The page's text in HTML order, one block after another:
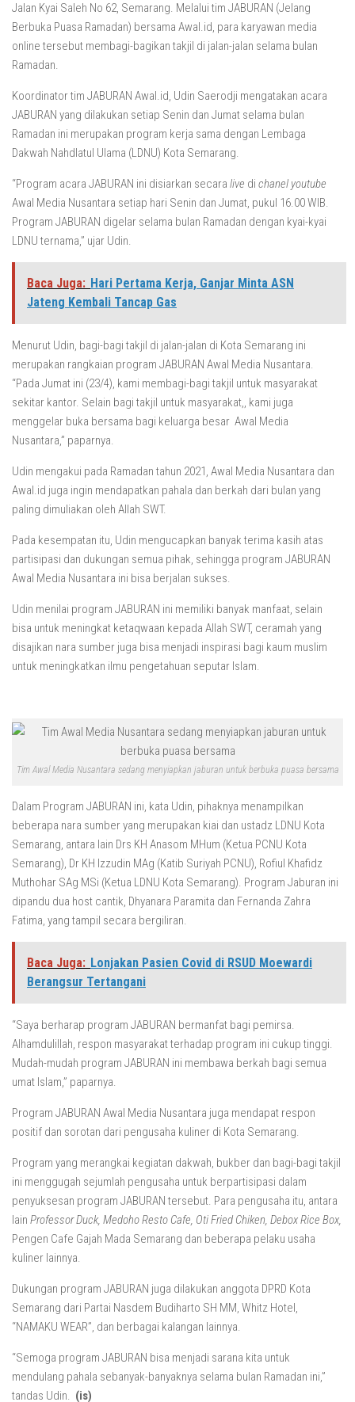
Jalan Kyai Saleh No 62, Semarang. Melalui tim JABURAN (Jelang
Berbuka Puasa Ramadan) bersama Awal.id, para karyawan media
online tersebut membagi-bagikan takjil di jalan-jalan selama bulan
Ramadan.
Koordinator tim JABURAN Awal.id, Udin Saerodji mengatakan acara
JABURAN yang dilakukan setiap Senin dan Jumat selama bulan
Ramadan ini merupakan program kerja sama dengan Lembaga
Dakwah Nahdlatul Ulama (LDNU) Kota Semarang.
“Program acara JABURAN ini disiarkan secara live di chanel youtube
Awal Media Nusantara setiap hari Senin dan Jumat, pukul 16.00 WIB.
Program JABURAN digelar selama bulan Ramadan dengan kyai-kyai
LDNU ternama,” ujar Udin.
Baca Juga: Hari Pertama Kerja, Ganjar Minta ASN
Jateng Kembali Tancap Gas
Menurut Udin, bagi-bagi takjil di jalan-jalan di Kota Semarang ini
merupakan rangkaian program JABURAN Awal Media Nusantara.
“Pada Jumat ini (23/4), kami membagi-bagi takjil untuk masyarakat
sekitar kantor. Selain bagi takjil untuk masyarakat,, kami juga
menggelar buka bersama bagi keluarga besar Awal Media
Nusantara,” paparnya.
Udin mengakui pada Ramadan tahun 2021, Awal Media Nusantara dan
Awal.id juga ingin mendapatkan pahala dan berkah dari bulan yang
paling dimuliakan oleh Allah SWT.
Pada kesempatan itu, Udin mengucapkan banyak terima kasih atas
partisipasi dan dukungan semua pihak, sehingga program JABURAN
Awal Media Nusantara ini bisa berjalan sukses.
Udin menilai program JABURAN ini memiliki banyak manfaat, selain
bisa untuk meningkat ketaqwaan kepada Allah SWT, ceramah yang
disajikan nara sumber juga bisa menjadi inspirasi bagi kaum muslim
untuk meningkatkan ilmu pengetahuan seputar Islam.
Tim Awal Media Nusantara sedang menyiapkan jaburan untuk berbuka puasa bersama
Dalam Program JABURAN ini, kata Udin, pihaknya menampilkan
beberapa nara sumber yang merupakan kiai dan ustadz LDNU Kota
Semarang, antara lain Drs KH Anasom MHum (Ketua PCNU Kota
Semarang), Dr KH Izzudin MAg (Katib Suriyah PCNU), Rofiul Khafidz
Muthohar SAg MSi (Ketua LDNU Kota Semarang). Program Jaburan ini
dipandu dua host cantik, Dhyanara Paramita dan Fernanda Zahra
Fatima, yang tampil secara bergiliran.
Baca Juga: Lonjakan Pasien Covid di RSUD Moewardi
Berangsur Tertangani
“Saya berharap program JABURAN bermanfat bagi pemirsa.
Alhamdulillah, respon masyarakat terhadap program ini cukup tinggi.
Mudah-mudah program JABURAN ini membawa berkah bagi semua
umat Islam,” paparnya.
Program JABURAN Awal Media Nusantara juga mendapat respon
positif dan sorotan dari pengusaha kuliner di Kota Semarang.
Program yang merangkai kegiatan dakwah, bukber dan bagi-bagi takjil
ini menggugah sejumlah pengusaha untuk berpartisipasi dalam
penyuksesan program JABURAN tersebut. Para pengusaha itu, antara
lain Professor Duck, Medoho Resto Cafe, Oti Fried Chiken, Debox Rice Box,
Pengen Cafe Gajah Mada Semarang dan beberapa pelaku usaha
kuliner lainnya.
Dukungan program JABURAN juga dilakukan anggota DPRD Kota
Semarang dari Partai Nasdem Budiharto SH MM, Whitz Hotel,
“NAMAKU WEAR”, dan berbagai kalangan lainnya.
“Semoga program JABURAN bisa menjadi sarana kita untuk
mendulang pahala sebanyak-banyaknya selama bulan Ramadan ini,”
tandas Udin. (is)